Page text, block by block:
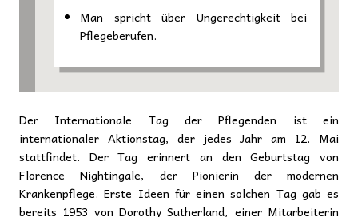
Man spricht über Ungerechtigkeit bei
Pflegeberufen.
Der Internationale Tag der Pflegenden ist ein
internationaler Aktionstag, der jedes Jahr am 12. Mai
stattfindet. Der Tag erinnert an den Geburtstag von
Florence Nightingale, der Pionierin der modernen
Krankenpflege. Erste Ideen für einen solchen Tag gab es
bereits 1953 von Dorothy Sutherland, einer Mitarbeiterin